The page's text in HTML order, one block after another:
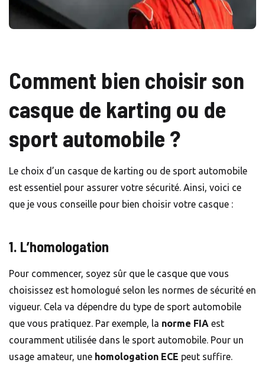
Comment bien choisir son
casque de karting ou de
sport automobile ?
Le choix d’un casque de karting ou de sport automobile
est essentiel pour assurer votre sécurité. Ainsi, voici ce
que je vous conseille pour bien choisir votre casque :
1. L’homologation
Pour commencer, soyez sûr que le casque que vous
choisissez est homologué selon les normes de sécurité en
vigueur. Cela va dépendre du type de sport automobile
que vous pratiquez. Par exemple, la norme FIA est
couramment utilisée dans le sport automobile. Pour un
usage amateur, une homologation ECE peut suffire.